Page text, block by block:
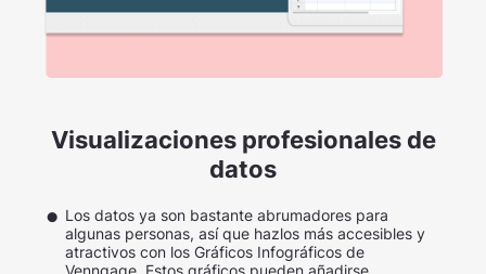
Visualizaciones profesionales de
datos
Los datos ya son bastante abrumadores para
algunas personas, así que hazlos más accesibles y
atractivos con los Gráficos Infográficos de